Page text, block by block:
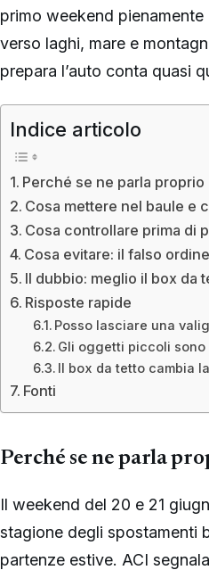
primo weekend
verso laghi, mare e
prepara l’auto conta quasi
Indice articolo
Perché se ne parla proprio
Cosa mettere nel baule e
Cosa controllare prima di
Cosa evitare: il falso ordine
Il dubbio: meglio il box da
Risposte rapide
Posso lasciare una
Gli oggetti piccoli sono
Il box da tetto cambia
Fonti
Perché se ne parla
Il weekend del 20 e 21
stagione degli spostamenti
partenze estive. ACI